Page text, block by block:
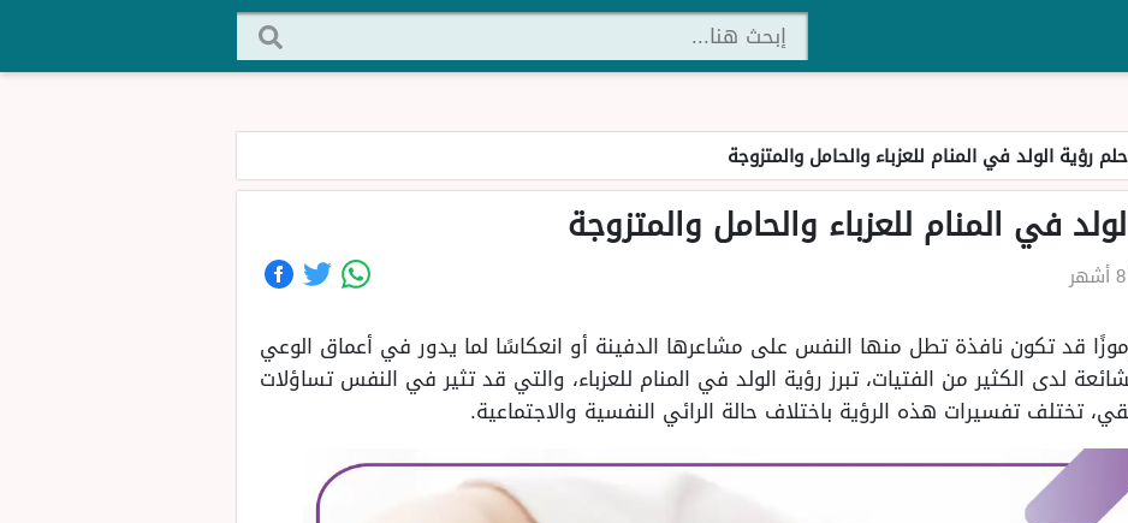
رؤية الولد في المنام للعزباء والحامل والمتزوجة
في المنام للعزباء والحامل والمتزوجة
قد تكون نافذة تطل منها النفس على مشاعرها الدفينة أو انعكاسًا لما يدور في أعماق الوعي
لدى الكثير من الفتيات، تبرز رؤية الولد في المنام للعزباء، والتي قد تثير في النفس تساؤلات
تختلف تفسيرات هذه الرؤية باختلاف حالة الرائي النفسية والاجتماعية.